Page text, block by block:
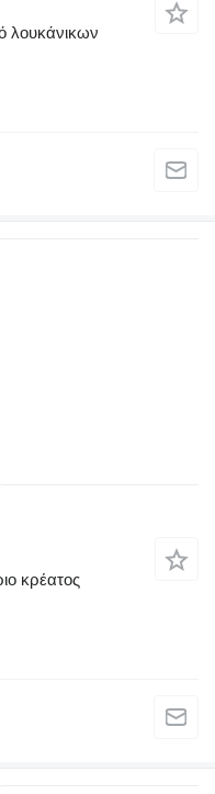
λουκάνικων
κρέατος